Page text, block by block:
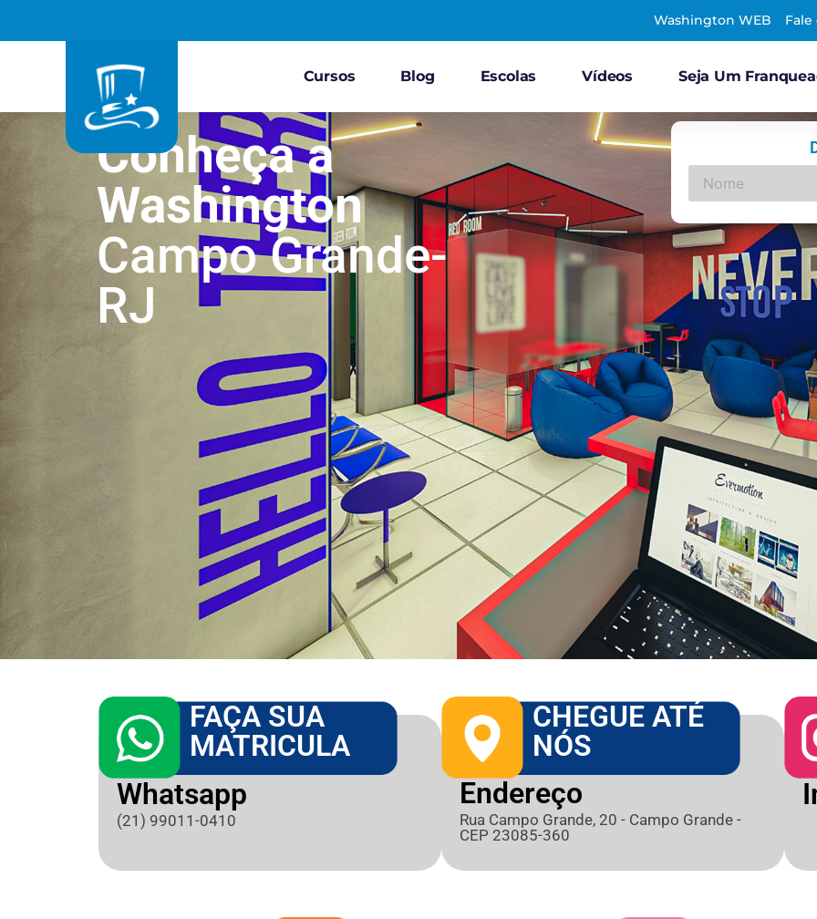
Washington WEB Fale
Cursos Blog Escolas Vídeos Seja Um
Conheça a
Washington
Campo Grande-
RJ
FAÇA SUA
MATRICULA
Whatsapp
(21) 99011-0410
CHEGUE ATÉ
NÓS
Endereço
Rua Campo Grande, 20 - Campo Grande -
CEP 23085-360